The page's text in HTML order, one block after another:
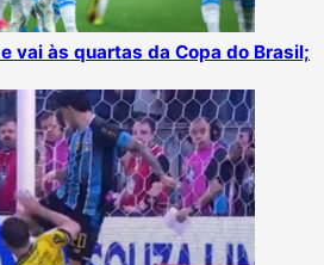
vai às quartas da Copa do Brasil;